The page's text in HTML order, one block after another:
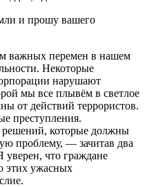
и прошу вашего
важных перемен в нашем
Некоторые
нарушают
мы все плывём в светлое
от действий террористов.
преступления.
решений, которые должны
проблему, — зачитав два
что граждане
этих ужасных